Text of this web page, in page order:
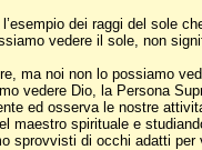
dei raggi del sole
vedere il sole, non
ma noi non lo possiamo
vedere Dio, la Persona
ed osserva le nostre
maestro spirituale e
sprovvisti di occhi adatti per